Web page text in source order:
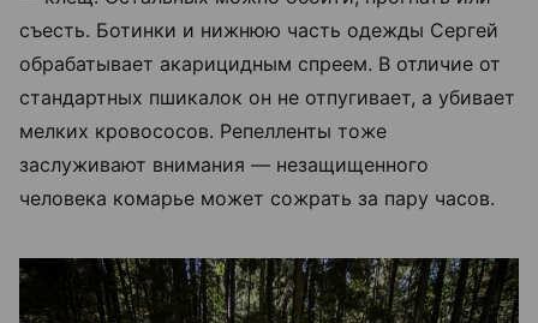
съесть. Ботинки и нижнюю часть одежды Сергей
обрабатывает акарицидным спреем. В отличие от
стандартных пшикалок он не отпугивает, а убивает
мелких кровососов. Репелленты тоже
заслуживают внимания — незащищенного
человека комарье может сожрать за пару часов.